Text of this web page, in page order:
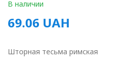
В наличии
69.06 UAH
Шторная тесьма римская